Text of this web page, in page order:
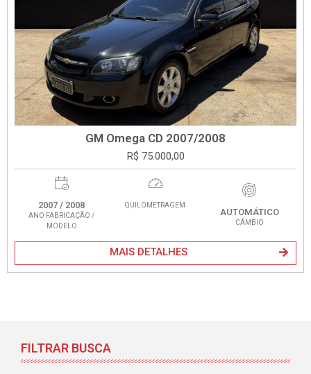
FILTRAR BUSCA
GM Omega CD 2007/2008
R$ 75.000,00
2007 / 2008
ANO FABRICAÇÃO /
MODELO
QUILOMETRAGEM
AUTOMÁTICO
CÂMBIO
MAIS DETALHES